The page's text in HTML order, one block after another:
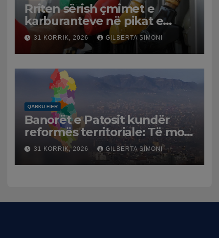
Rriten sërish çmimet e
karburanteve në pikat e
karburanteve në Lushnjë.
Tensionet në Lindjen e
Mesme shtrenjtojnë naftën
dhe benzinën në vend
31 KORRIK, 2026 GILBERTA SIMONI
QARKU FIER
Banorët e Patosit kundër
reformës territoriale: Të mos
humbasim identitetin e
qytetit
31 KORRIK, 2026 GILBERTA SIMONI